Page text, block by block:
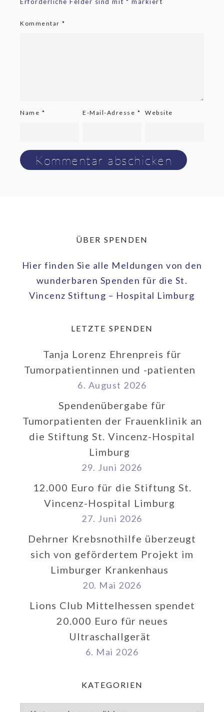
Kommentar *
Name * E-Mail-Adresse * Website
ÜBER SPENDEN
Hier finden Sie alle Meldungen von den
wunderbaren Spenden für die St.
Vincenz Stiftung – Hospital Limburg
LETZTE SPENDEN
Tanja Lorenz Ehrenpreis für
Tumorpatientinnen und -patienten
6. August 2026
Spendenübergabe für
Tumorpatienten der Frauenklinik an
die Stiftung St. Vincenz-Hospital
Limburg
29. Juni 2026
12.000 Euro für die Stiftung St.
Vincenz-Hospital Limburg
27. Juni 2026
Dehrner Krebsnothilfe überzeugt
sich von gefördertem Projekt im
Limburger Krankenhaus
20. Mai 2026
Lions Club Mittelhessen spendet
20.000 Euro für neues
Ultraschallgerät
6. Mai 2026
KATEGORIEN